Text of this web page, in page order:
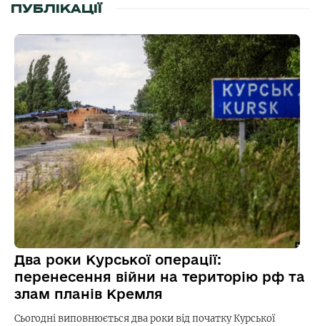
ПУБЛІКАЦІЇ
Два роки Курської операції:
перенесення війни на територію рф та
злам планів Кремля
Сьогодні виповнюється два роки від початку Курської